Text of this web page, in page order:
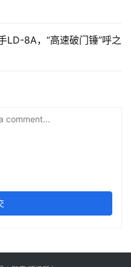
LD-8A，“高速破门锤”呼之
comment...